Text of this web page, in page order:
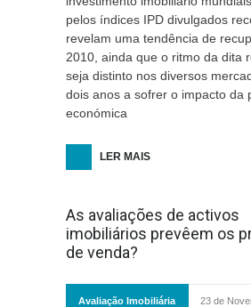
pelos índices IPD divulgados
revelam uma tendência de
2010, ainda que o ritmo da dita
seja distinto nos diversos
dois anos a sofrer o impacto da
económica
LER MAIS
As avaliações de activos
imobiliários prevêem os
de venda?
Avaliação Imobiliária 23 de